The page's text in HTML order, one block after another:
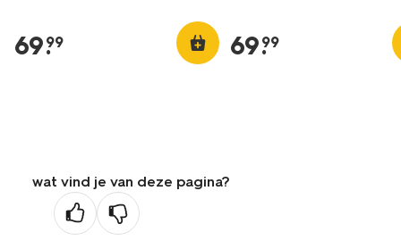
69.
99 69.
99
wat vind je van deze pagina?